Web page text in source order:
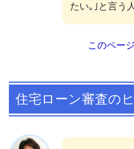
たい｡｣と言う
このペー
住宅ローン審査の